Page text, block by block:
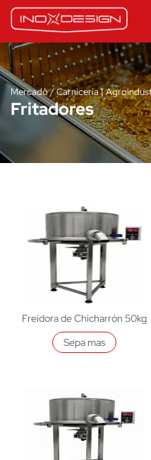
Mercado / Carnicería |
Fritadores
Freidora de Chicharrón 50kg
Sepa mas